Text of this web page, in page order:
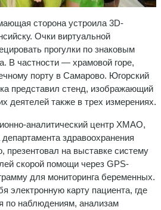
сторона устроила 3D-
Очки виртуальной
прогулки по знаковым
В частности — храмовой горе,
порту в Самарово. Югорский
представил стенд, изображающий
деятелей также в трех измерениях.
аналитический центр ХМАО,
здравоохранения
презентовал на выставке систему
скорой помощи через GPS-
для мониторинга беременных.
электронную карту пациента, где
по наблюдениям, анализам